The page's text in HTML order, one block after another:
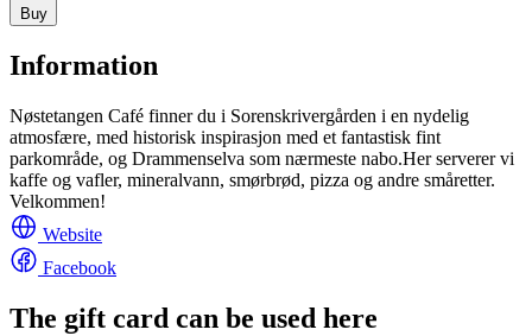
Buy
Information
Nøstetangen Café finner du i Sorenskrivergården i en nydelig
atmosfære, med historisk inspirasjon med et fantastisk fint
parkområde, og Drammenselva som nærmeste nabo.Her serverer vi
kaffe og vafler, mineralvann, smørbrød, pizza og andre småretter.
Velkommen!
Website
Facebook
The gift card can be used here